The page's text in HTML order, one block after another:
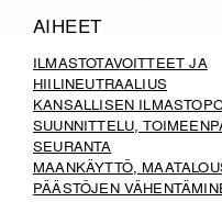
AIHEET
ILMASTOTAVOITTEET JA
HIILINEUTRAALIUS
KANSALLISEN
SUUNNITTELU,
SEURANTA
MAANKÄYTTÖ,
PÄÄSTÖJEN